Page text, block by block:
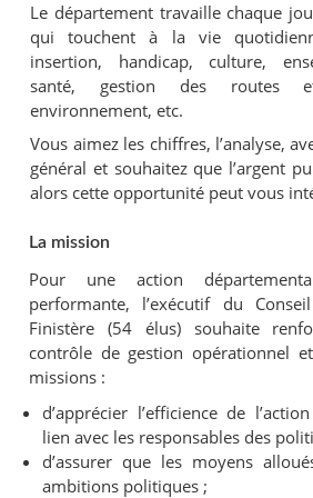
Le département travaille chaque
qui touchent à la vie
insertion, handicap, culture,
santé, gestion des routes
environnement, etc.
Vous aimez les chiffres, l’analyse,
général et souhaitez que l’argent
alors cette opportunité peut vous
La mission
Pour une action
performante, l’exécutif du
Finistère (54 élus) souhaite
contrôle de gestion opérationnel
missions :
d’apprécier l’efficience de
lien avec les responsables des
d’assurer que les moyens
ambitions politiques ;